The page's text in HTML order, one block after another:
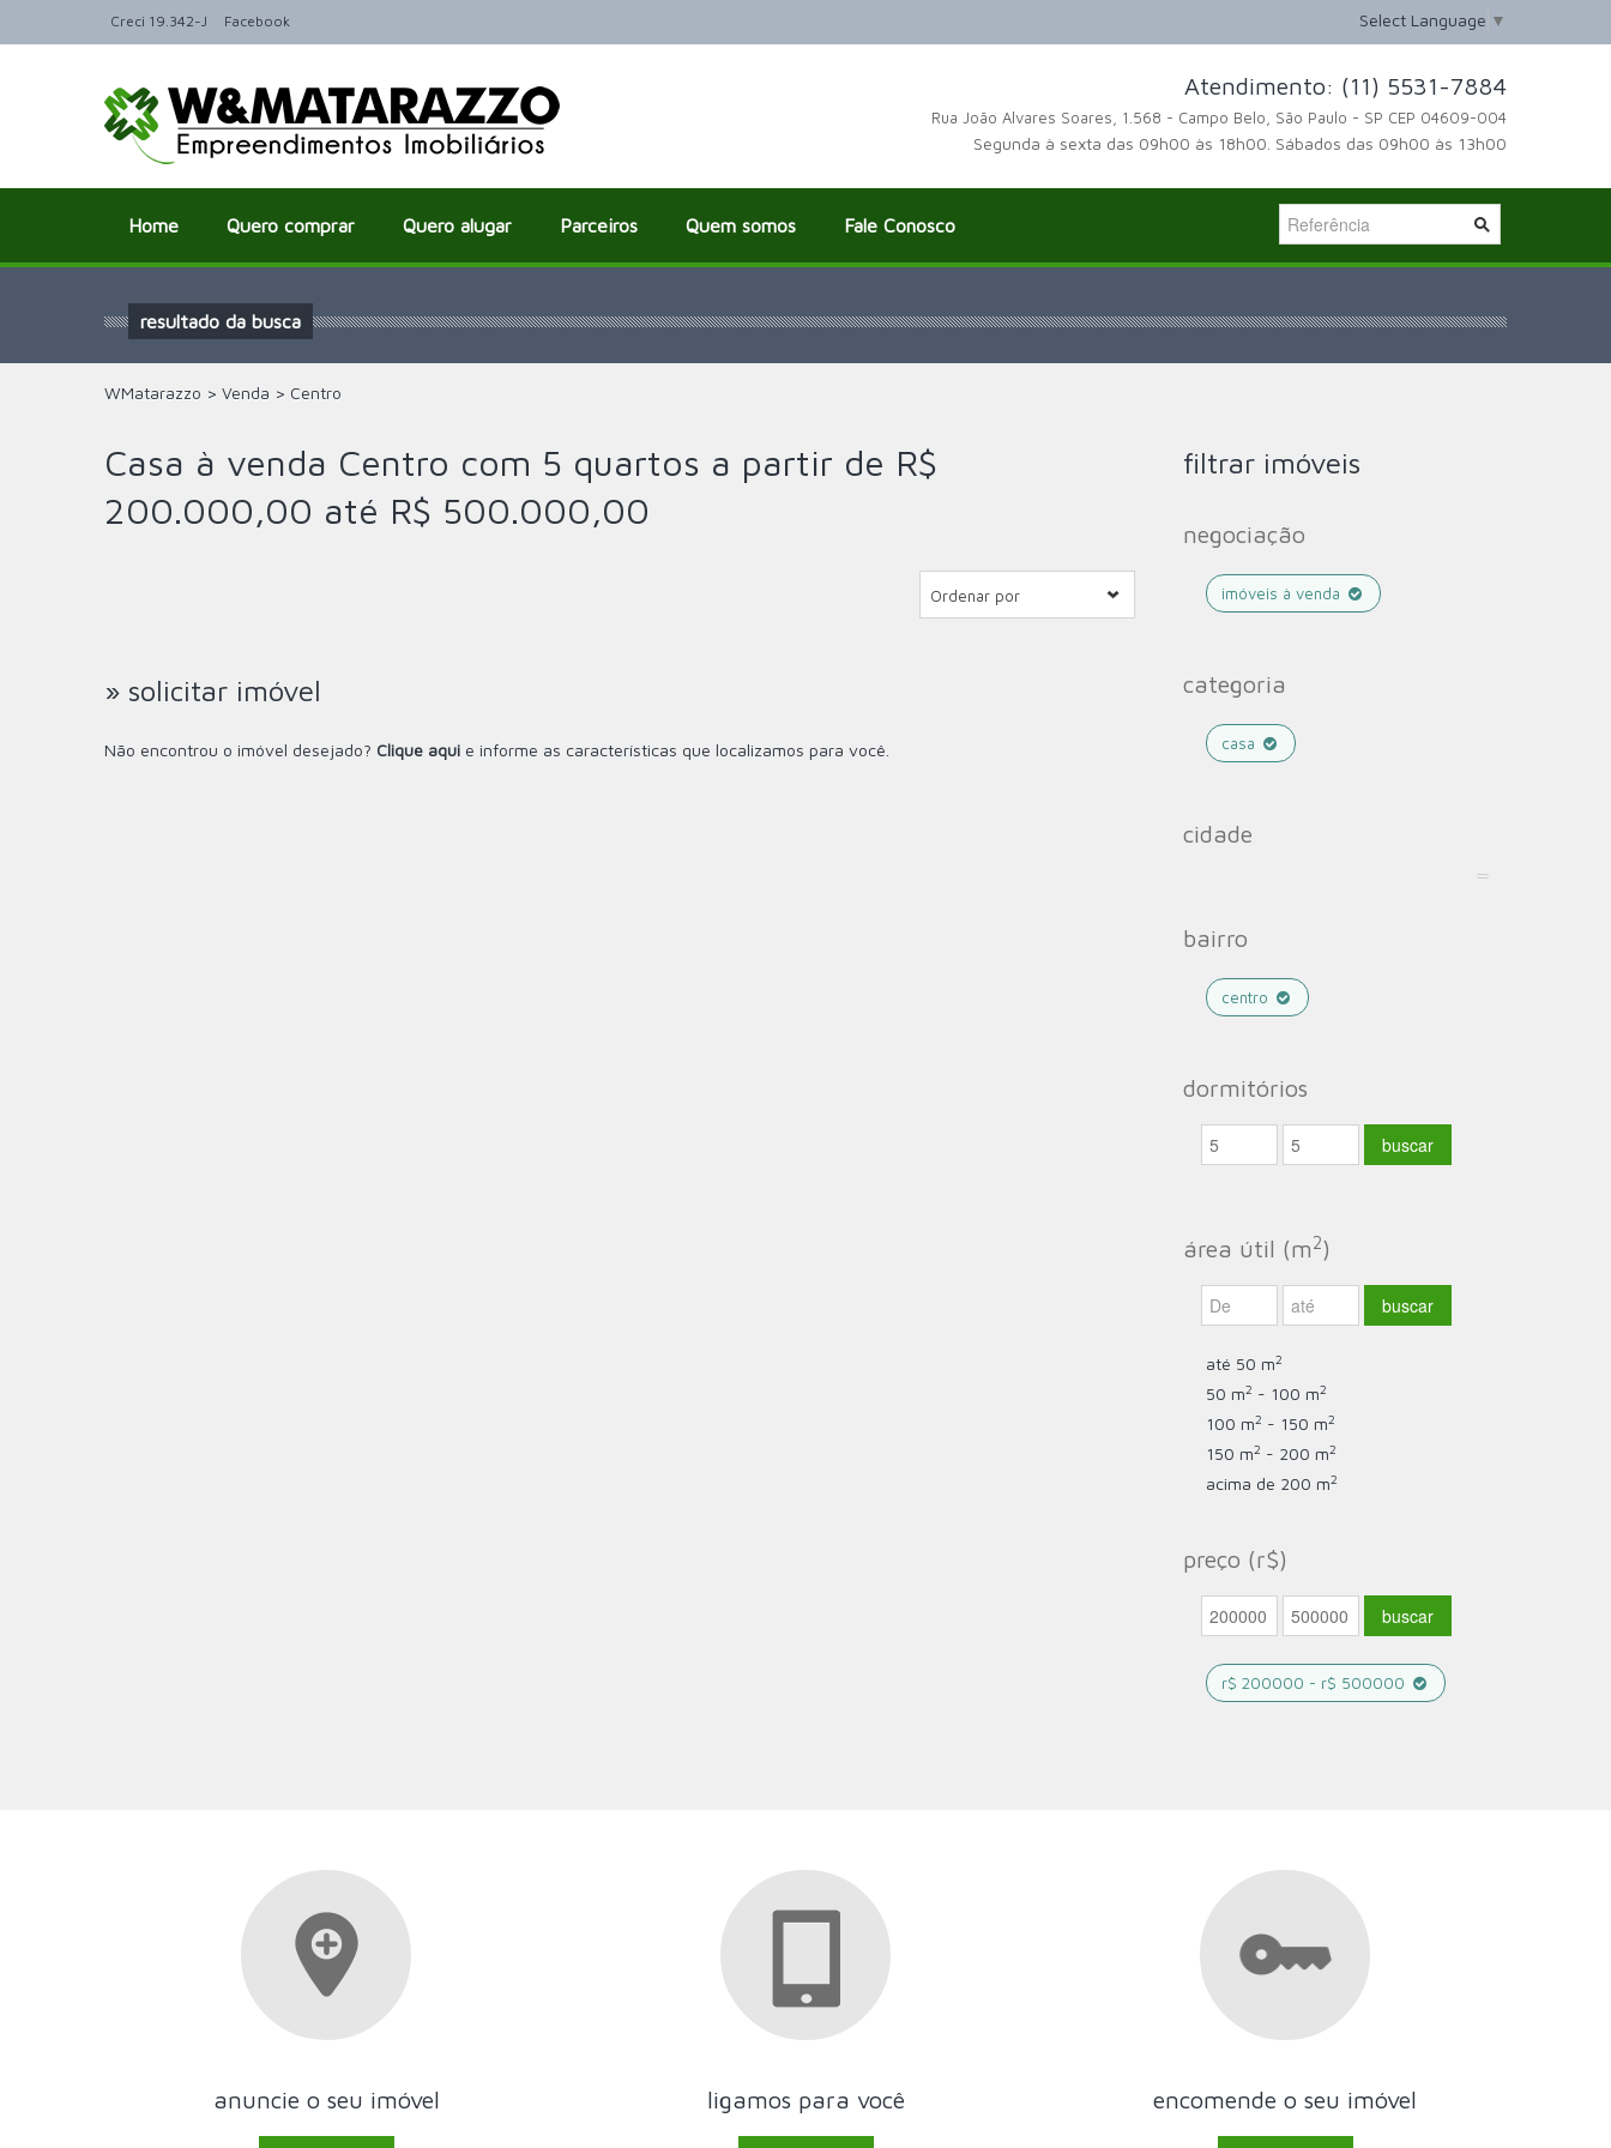
Creci 19.342-J Facebook Select Language ▼
Atendimento: (11) 5531-7884
Rua João Alvares Soares, 1.568 - Campo Belo, São Paulo - SP CEP 04609-004
Segunda à sexta das 09h00 às 18h00. Sábados das 09h00 às 13h00
Home Quero comprar Quero alugar Parceiros Quem somos Fale Conosco
resultado da busca
WMatarazzo > Venda > Centro
Casa à venda Centro com 5 quartos a partir de R$
200.000,00 até R$ 500.000,00
Ordenar por
» solicitar imóvel
Não encontrou o imóvel desejado? Clique aqui e informe as características que localizamos para você.
filtrar imóveis
negociação
imóveis à venda
categoria
casa
cidade
bairro
centro
dormitórios
área útil (m2)
até 50 m2
50 m2 - 100 m2
100 m2 - 150 m2
150 m2 - 200 m2
acima de 200 m2
preço (r$)
r$ 200000 - r$ 500000
anuncie o seu imóvel ligamos para você encomende o seu imóvel